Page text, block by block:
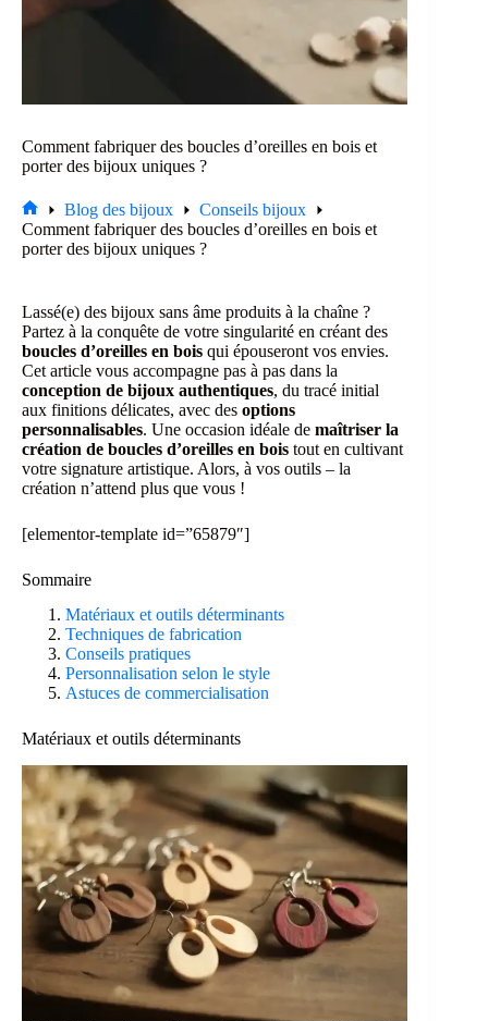
Comment fabriquer des boucles d’oreilles en bois et
porter des bijoux uniques ?
Accueil
Blog des bijoux
Conseils bijoux
Comment fabriquer des boucles d’oreilles en bois et
porter des bijoux uniques ?
Lassé(e) des bijoux sans âme produits à la chaîne ?
Partez à la conquête de votre singularité en créant des
boucles d’oreilles en bois qui épouseront vos envies.
Cet article vous accompagne pas à pas dans la
conception de bijoux authentiques, du tracé initial
aux finitions délicates, avec des options
personnalisables. Une occasion idéale de maîtriser la
création de boucles d’oreilles en bois tout en cultivant
votre signature artistique. Alors, à vos outils – la
création n’attend plus que vous !
[elementor-template id=”65879″]
Sommaire
Matériaux et outils déterminants
Techniques de fabrication
Conseils pratiques
Personnalisation selon le style
Astuces de commercialisation
Matériaux et outils déterminants